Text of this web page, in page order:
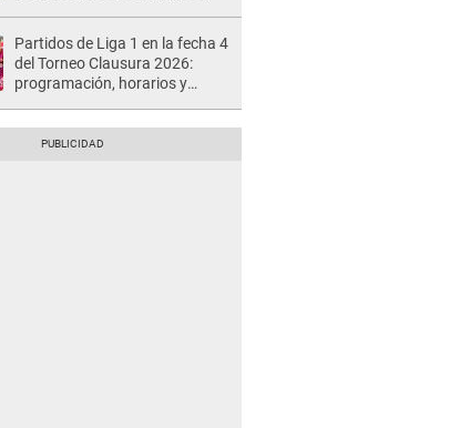
Partidos de Liga 1 en la fecha 4
del Torneo Clausura 2026:
programación, horarios y